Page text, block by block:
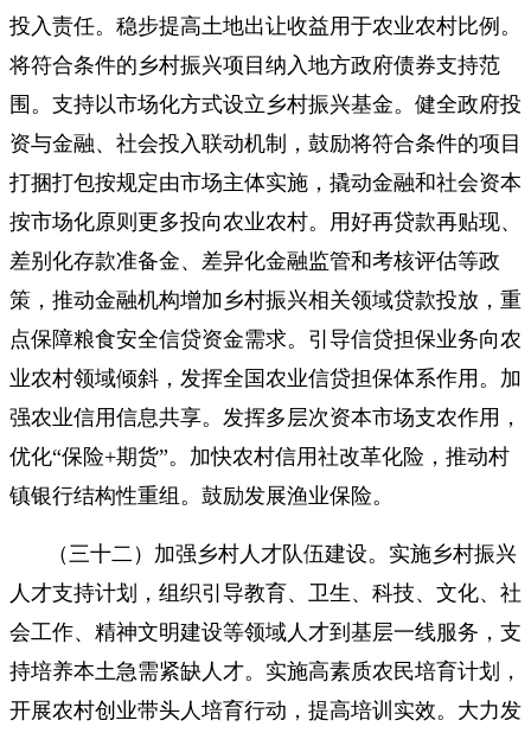
投入责任。稳步提高土地出让收益用于农业农村比例。
将符合条件的乡村振兴项目纳入地方政府债券支持范
围。支持以市场化方式设立乡村振兴基金。健全政府投
资与金融、社会投入联动机制，鼓励将符合条件的项目
打捆打包按规定由市场主体实施，撬动金融和社会资本
按市场化原则更多投向农业农村。用好再贷款再贴现、
差别化存款准备金、差异化金融监管和考核评估等政
策，推动金融机构增加乡村振兴相关领域贷款投放，重
点保障粮食安全信贷资金需求。引导信贷担保业务向农
业农村领域倾斜，发挥全国农业信贷担保体系作用。加
强农业信用信息共享。发挥多层次资本市场支农作用，
优化“保险+期货”。加快农村信用社改革化险，推动村
镇银行结构性重组。鼓励发展渔业保险。
（三十二）加强乡村人才队伍建设。实施乡村振兴
人才支持计划，组织引导教育、卫生、科技、文化、社
会工作、精神文明建设等领域人才到基层一线服务，支
持培养本土急需紧缺人才。实施高素质农民培育计划，
开展农村创业带头人培育行动，提高培训实效。大力发